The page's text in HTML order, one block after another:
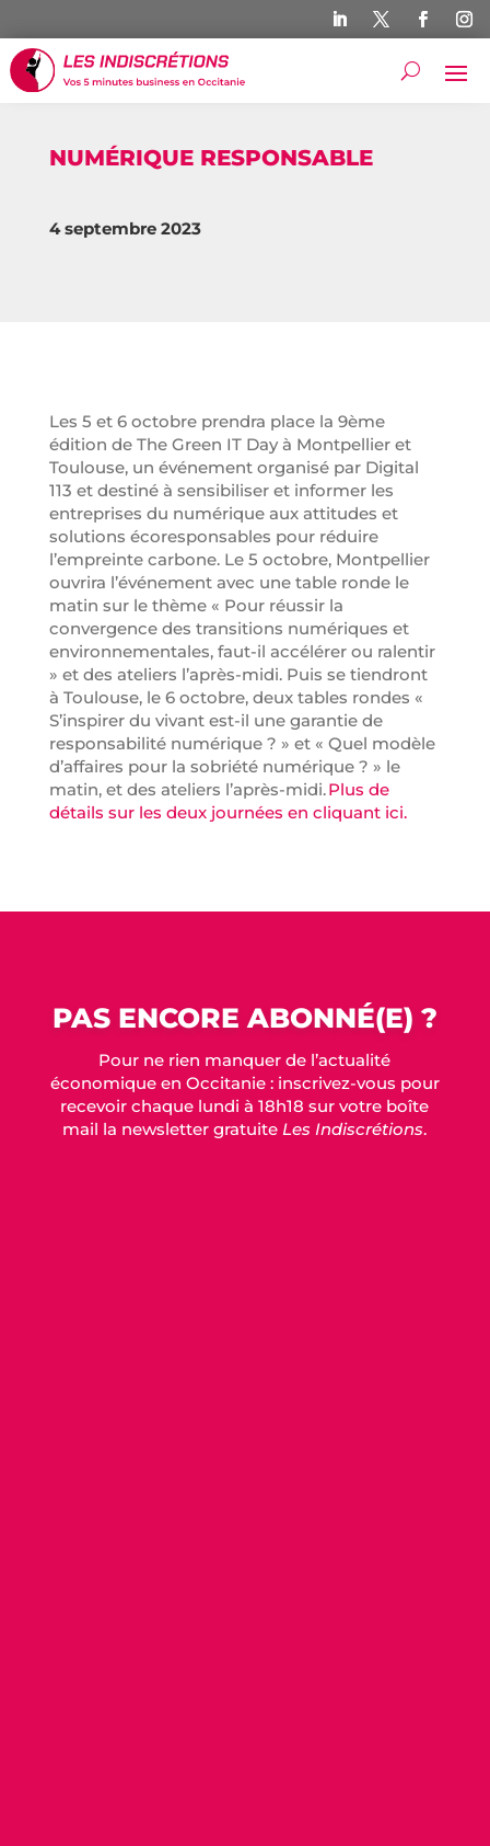
NUMÉRIQUE RESPONSABLE
4 septembre 2023
Les 5 et 6 octobre prendra place la 9ème
édition de The Green IT Day à Montpellier et
Toulouse, un événement organisé par Digital
113 et destiné à sensibiliser et informer les
entreprises du numérique aux attitudes et
solutions écoresponsables pour réduire
l’empreinte carbone. Le 5 octobre, Montpellier
ouvrira l’événement avec une table ronde le
matin sur le thème « Pour réussir la
convergence des transitions numériques et
environnementales, faut-il accélérer ou ralentir
» et des ateliers l’après-midi. Puis se tiendront
à Toulouse, le 6 octobre, deux tables rondes «
S’inspirer du vivant est-il une garantie de
responsabilité numérique ? » et « Quel modèle
d’affaires pour la sobriété numérique ? » le
matin, et des ateliers l’après-midi.Plus de
détails sur les deux journées en cliquant ici.
PAS ENCORE ABONNÉ(E) ?
Pour ne rien manquer de l’actualité
économique en Occitanie : inscrivez-vous pour
recevoir chaque lundi à 18h18 sur votre boîte
mail la newsletter gratuiteLes Indiscrétions.